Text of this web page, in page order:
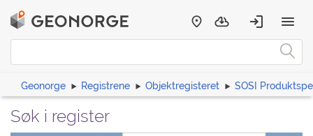
Geonorge Registrene Objektregisteret SOSI
Søk i register